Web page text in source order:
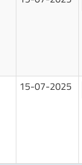
15-07-2025